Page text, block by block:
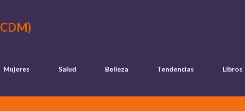
Mujeres Salud Belleza Tendencias Libros